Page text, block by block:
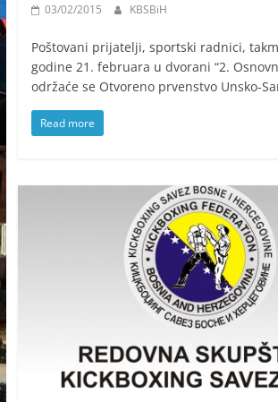
03/02/2015 KBSBiH
Poštovani prijatelji, sportski radnici,
godine 21. februara u dvorani “2.
održaće se Otvoreno prvenstvo Unsko-
Read more